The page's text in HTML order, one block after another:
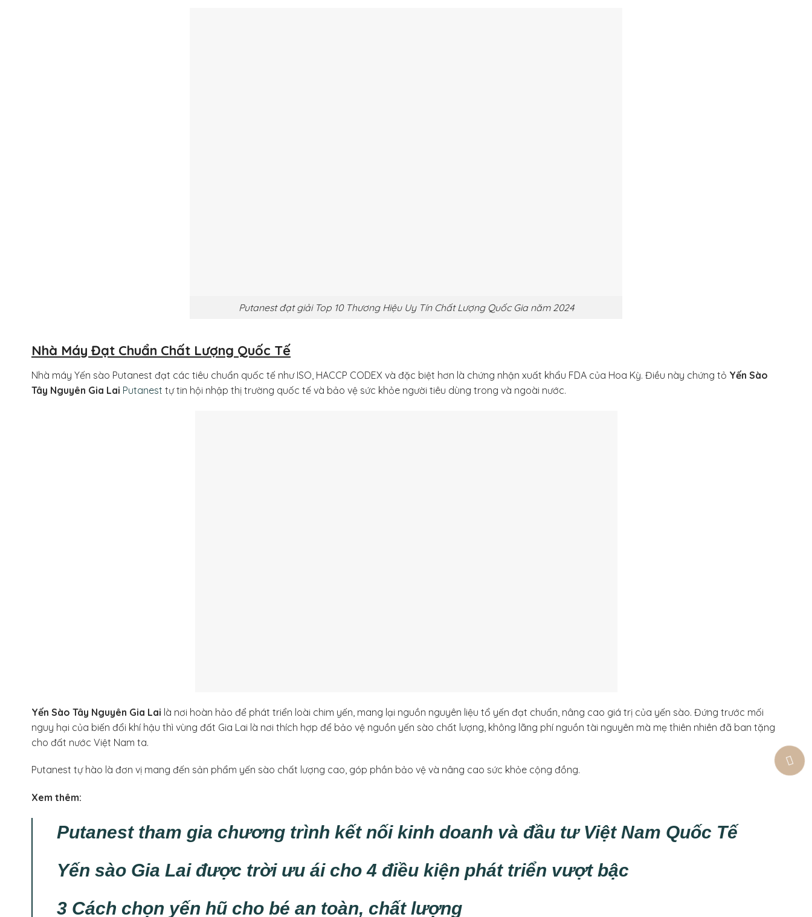
Putanest đạt giải Top 10 Thương Hiệu Uy Tín Chất Lượng Quốc Gia năm 2024
Nhà Máy Đạt Chuẩn Chất Lượng Quốc Tế
Nhà máy Yến sào Putanest đạt các tiêu chuẩn quốc tế như ISO, HACCP CODEX và đặc biệt hơn là chứng nhận xuất khẩu FDA của Hoa Kỳ. Điều này chứng tỏ Yến Sào
Tây Nguyên Gia Lai Putanest tự tin hội nhập thị trường quốc tế và bảo vệ sức khỏe người tiêu dùng trong và ngoài nước.
Yến Sào Tây Nguyên Gia Lai là nơi hoàn hảo để phát triển loài chim yến, mang lại nguồn nguyên liệu tổ yến đạt chuẩn, nâng cao giá trị của yến sào. Đứng trước mối
nguy hại của biến đổi khí hậu thì vùng đất Gia Lai là nơi thích hợp để bảo vệ nguồn yến sào chất lượng, không lãng phí nguồn tài nguyên mà mẹ thiên nhiên đã ban tặng
cho đất nước Việt Nam ta.
Putanest tự hào là đơn vị mang đến sản phẩm yến sào chất lượng cao, góp phần bảo vệ và nâng cao sức khỏe cộng đồng.
Xem thêm:
Putanest tham gia chương trình kết nối kinh doanh và đầu tư Việt Nam Quốc Tế
Yến sào Gia Lai được trời ưu ái cho 4 điều kiện phát triển vượt bậc
3 Cách chọn yến hũ cho bé an toàn, chất lượng